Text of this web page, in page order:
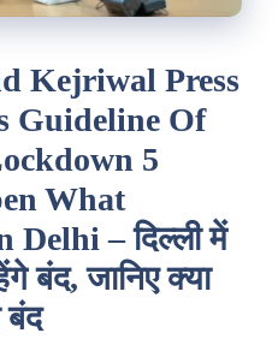
Kejriwal Press
Guideline Of
5
What
– दिल्ली में
बंद, जानिए क्या
बंद